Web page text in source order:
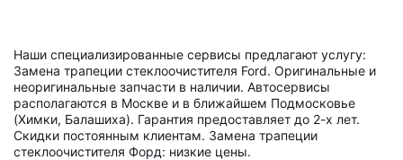
Наши специализированные сервисы предлагают услугу:
Замена трапеции стеклоочистителя Ford. Оригинальные и
неоригинальные запчасти в наличии. Автосервисы
располагаются в Москве и в ближайшем Подмосковье
(Химки, Балашиха). Гарантия предоставляет до 2-х лет.
Скидки постоянным клиентам. Замена трапеции
стеклоочистителя Форд: низкие цены.